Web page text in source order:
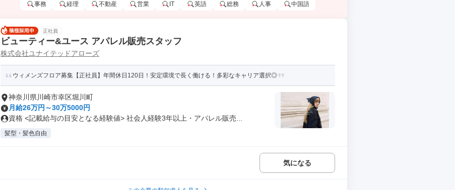
事務 経理 不動産 営業 IT 英語 総務 人事 中国語
正社員
ビューティー&ユース アパレル販売スタッフ
株式会社ユナイテッドアローズ
ウィメンズフロア募集【正社員】年間休日120日！安定環境で長く働ける！多彩なキャリア選択◎
神奈川県川崎市幸区堀川町
月給26万円～30万5000円
資格 <記載給与の目安となる経験値> 社会人経験3年以上・アパレル販売...
髪型・髪色自由
気になる